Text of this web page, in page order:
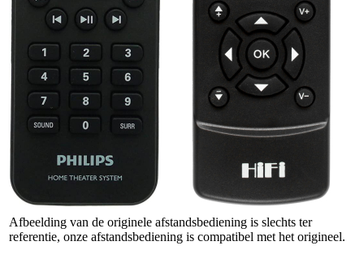
Afbeelding van de originele afstandsbediening is slechts ter
referentie, onze afstandsbediening is compatibel met het origineel.